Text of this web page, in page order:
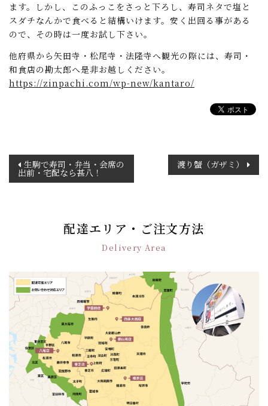
ます。しかし、このふっこをさっと下ろし、寿司ネタで塩と
スダチなんかで食べると結構いけます。安く出回る事がある
ので、その時は一度お試し下さい。
他府県から矢田寺・松尾寺・法隆寺へ観光の際には、寿司・
和食店の勘太郎へ是非お越しください。
https://zinpachi.com/wp-new/kantaro/
ン
生駒で寿司・弁当・会席の
出前・宅配なら甚八！
渡り蟹（ガザミ）
配達エリア・ご注文方法
Delivery Area